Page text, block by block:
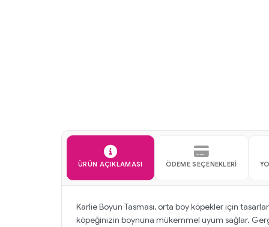
ÜRÜN AÇIKLAMASI ÖDEME SEÇENEKLERI
Karlie Boyun Tasması, orta boy köpekler için
köpeğinizin boynuna mükemmel uyum sağlar.